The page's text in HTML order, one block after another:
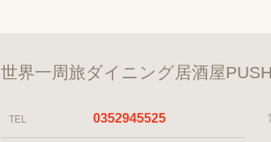
世界一周旅ダイニング居酒屋
TEL 0352945525